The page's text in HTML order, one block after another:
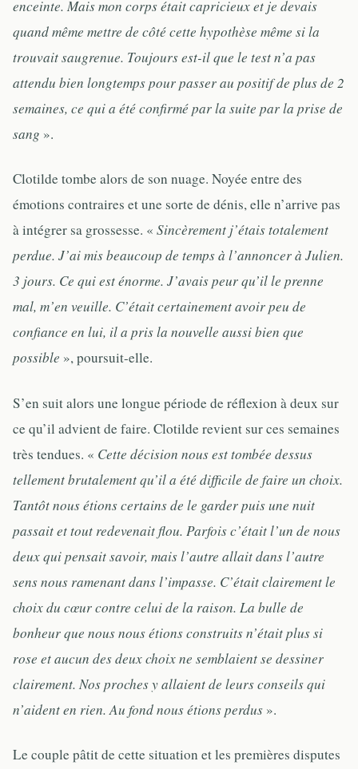
enceinte. Mais mon corps était capricieux et je devais
quand même mettre de côté cette hypothèse même si la
trouvait saugrenue. Toujours est-il que le test n’a pas
attendu bien longtemps pour passer au positif de plus de 2
semaines, ce qui a été confirmé par la suite par la prise de
sang ».
Clotilde tombe alors de son nuage. Noyée entre des
émotions contraires et une sorte de dénis, elle n’arrive pas
à intégrer sa grossesse. « Sincèrement j’étais totalement
perdue. J’ai mis beaucoup de temps à l’annoncer à Julien.
3 jours. Ce qui est énorme. J’avais peur qu’il le prenne
mal, m’en veuille. C’était certainement avoir peu de
confiance en lui, il a pris la nouvelle aussi bien que
possible », poursuit-elle.
S’en suit alors une longue période de réflexion à deux sur
ce qu’il advient de faire. Clotilde revient sur ces semaines
très tendues. « Cette décision nous est tombée dessus
tellement brutalement qu’il a été difficile de faire un choix.
Tantôt nous étions certains de le garder puis une nuit
passait et tout redevenait flou. Parfois c’était l’un de nous
deux qui pensait savoir, mais l’autre allait dans l’autre
sens nous ramenant dans l’impasse. C’était clairement le
choix du cœur contre celui de la raison. La bulle de
bonheur que nous nous étions construits n’était plus si
rose et aucun des deux choix ne semblaient se dessiner
clairement. Nos proches y allaient de leurs conseils qui
n’aident en rien. Au fond nous étions perdus ».
Le couple pâtit de cette situation et les premières disputes